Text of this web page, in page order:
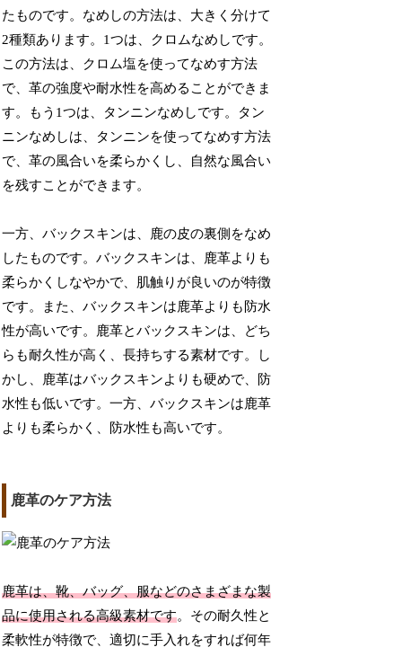
たものです。なめしの方法は、大きく分けて
2種類あります。1つは、クロムなめしです。
この方法は、クロム塩を使ってなめす方法
で、革の強度や耐水性を高めることができま
す。もう1つは、タンニンなめしです。タン
ニンなめしは、タンニンを使ってなめす方法
で、革の風合いを柔らかくし、自然な風合い
を残すことができます。
一方、バックスキンは、鹿の皮の裏側をなめ
したものです。バックスキンは、鹿革よりも
柔らかくしなやかで、肌触りが良いのが特徴
です。また、バックスキンは鹿革よりも防水
性が高いです。鹿革とバックスキンは、どち
らも耐久性が高く、長持ちする素材です。し
かし、鹿革はバックスキンよりも硬めで、防
水性も低いです。一方、バックスキンは鹿革
よりも柔らかく、防水性も高いです。
鹿革のケア方法
鹿革は、靴、バッグ、服などのさまざまな製
品に使用される高級素材です。その耐久性と
柔軟性が特徴で、適切に手入れをすれば何年